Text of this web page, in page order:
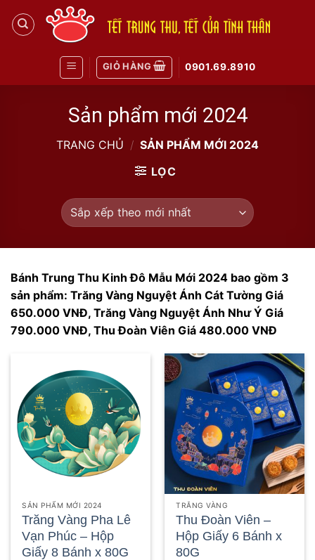
GIỎ HÀNG 0901.69.8910
Sản phẩm mới 2024
TRANG CHỦ / SẢN PHẨM MỚI 2024
LỌC
Bánh Trung Thu Kinh Đô Mẫu Mới 2024 bao gồm 3
sản phẩm: Trăng Vàng Nguyệt Ánh Cát Tường Giá
650.000 VNĐ, Trăng Vàng Nguyệt Ánh Như Ý Giá
790.000 VNĐ, Thu Đoàn Viên Giá 480.000 VNĐ
SẢN PHẨM MỚI 2024
Trăng Vàng Pha Lê
Vạn Phúc – Hộp
Giấy 8 Bánh x 80G
TRĂNG VÀNG
Thu Đoàn Viên –
Hộp Giấy 6 Bánh x
80G